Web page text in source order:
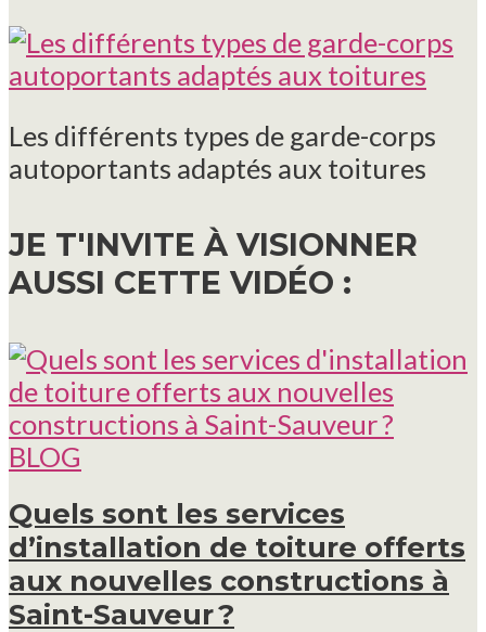
Les différents types de garde-corps
autoportants adaptés aux toitures
JE T'INVITE À VISIONNER
AUSSI CETTE VIDÉO :
BLOG
Quels sont les services
d’installation de toiture offerts
aux nouvelles constructions à
Saint-Sauveur ?